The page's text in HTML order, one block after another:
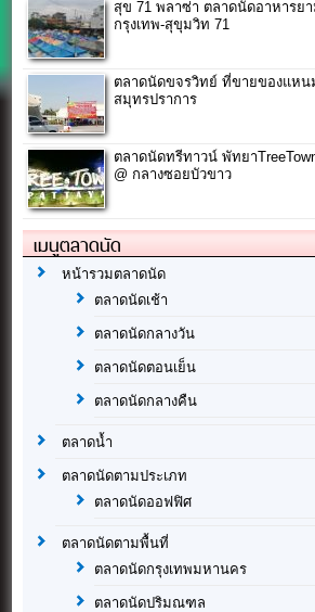
สุข 71 พลาซ่า ตลาดนัดอาหารยา
กรุงเทพ-สุขุมวิท 71
ตลาดนัดขจรวิทย์ ที่ขายของแหน
สมุทรปราการ
ตลาดนัดทรีทาวน์ พัทยา
@ กลางซอยบัวขาว
เมนูตลาดนัด
หน้ารวมตลาดนัด
ตลาดนัดเช้า
ตลาดนัดกลางวัน
ตลาดนัดตอนเย็น
ตลาดนัดกลางคืน
ตลาดน้ำ
ตลาดนัดตามประเภท
ตลาดนัดออฟฟิศ
ตลาดนัดตามพื้นที่
ตลาดนัดกรุงเทพมหานคร
ตลาดนัดปริมณฑล